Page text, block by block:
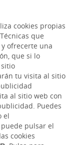
cookies propias
que
ofrecerte una
que si lo
tu visita al sitio
al sitio web con
Puedes
el
pulsar el
cookies
Tipos de cambio
de datos
reservados